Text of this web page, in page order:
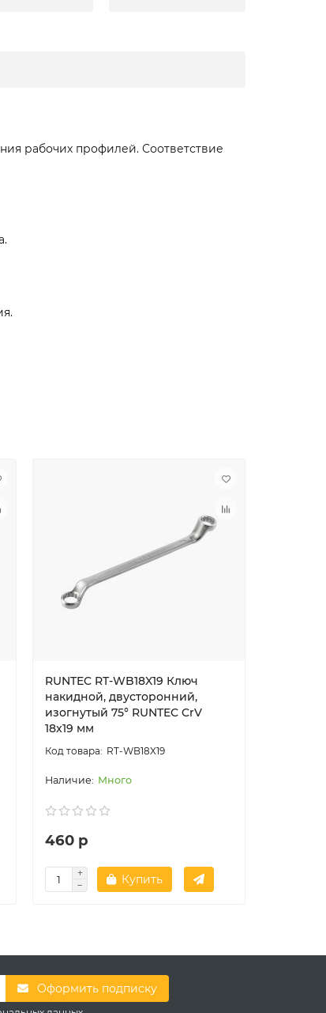
рабочих профилей. Соответствие
RUNTEC RT-WB18X19 Ключ
накидной, двусторонний,
изогнутый 75° RUNTEC CrV
18x19 мм
RT-WB18X19
Много
460 р
Купить
Оформить подписку